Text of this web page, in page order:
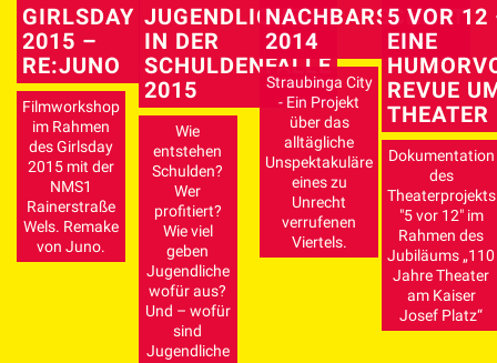
GIRLSDAY
2015 –
RE:JUNO
Filmworkshop
im Rahmen
des Girlsday
2015 mit der
NMS1
Rainerstraße
Wels. Remake
von Juno.
JUGENDLICHE
IN DER
SCHULDENFALLE
2015
Wie
entstehen
Schulden?
Wer
profitiert?
Wie viel
geben
Jugendliche
wofür aus?
Und – wofür
sind
Jugendliche
NACHBARSCHAFT
2014
Straubinga City
- Ein Projekt
über das
alltägliche
Unspektakuläre
eines zu
Unrecht
verrufenen
Viertels.
5 VOR 12
EINE
REVUE
THEATER
Dokumentation
des
Theaterprojekts
"5 vor 12" im
Rahmen des
Jubiläums „110
Jahre Theater
am Kaiser
Josef Platz“